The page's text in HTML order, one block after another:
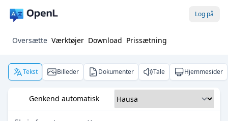
Log på
Oversætte Værktøjer Download Prissætning
Tekst Billeder Dokumenter Tale Hjemmesider
Genkend automatisk